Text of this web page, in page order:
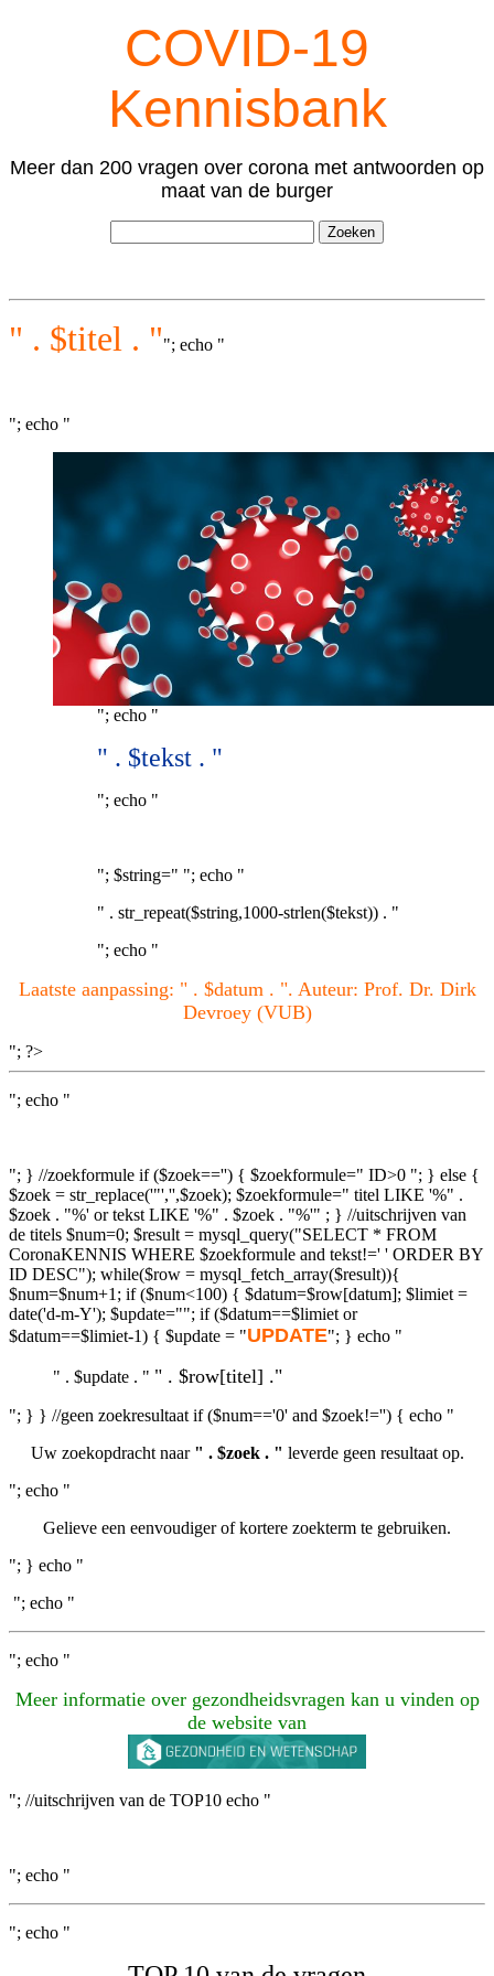
COVID-19
Kennisbank
Meer dan 200 vragen over corona met antwoorden op
maat van de burger
" . $titel . ""; echo "
"; echo "
"; echo "
" . $tekst . "
"; echo "
"; $string=" "; echo "
" . str_repeat($string,1000-strlen($tekst)) . "
"; echo "
Laatste aanpassing: " . $datum . ". Auteur: Prof. Dr. Dirk
Devroey (VUB)
"; ?>
"; echo "
"; } //zoekformule if ($zoek=='') { $zoekformule=" ID>0 "; } else {
$zoek = str_replace('"','',$zoek); $zoekformule=" titel LIKE '%" .
$zoek . "%' or tekst LIKE '%" . $zoek . "%'" ; } //uitschrijven van
de titels $num=0; $result = mysql_query("SELECT * FROM
CoronaKENNIS WHERE $zoekformule and tekst!=' ' ORDER BY
ID DESC"); while($row = mysql_fetch_array($result)){
$num=$num+1; if ($num<100) { $datum=$row[datum]; $limiet =
date('d-m-Y'); $update=""; if ($datum==$limiet or
$datum==$limiet-1) { $update = "UPDATE"; } echo "
" . $update . " " . $row[titel] ."
"; } } //geen zoekresultaat if ($num=='0' and $zoek!='') { echo "
Uw zoekopdracht naar " . $zoek . " leverde geen resultaat op.
"; echo "
Gelieve een eenvoudiger of kortere zoekterm te gebruiken.
"; } echo "
"; echo "
"; echo "
Meer informatie over gezondheidsvragen kan u vinden op
de website van
"; //uitschrijven van de TOP10 echo "
"; echo "
"; echo "